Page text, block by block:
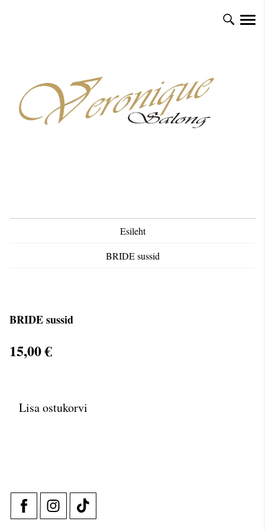
Esileht
BRIDE sussid
BRIDE sussid
15,00 €
Lisa ostukorvi